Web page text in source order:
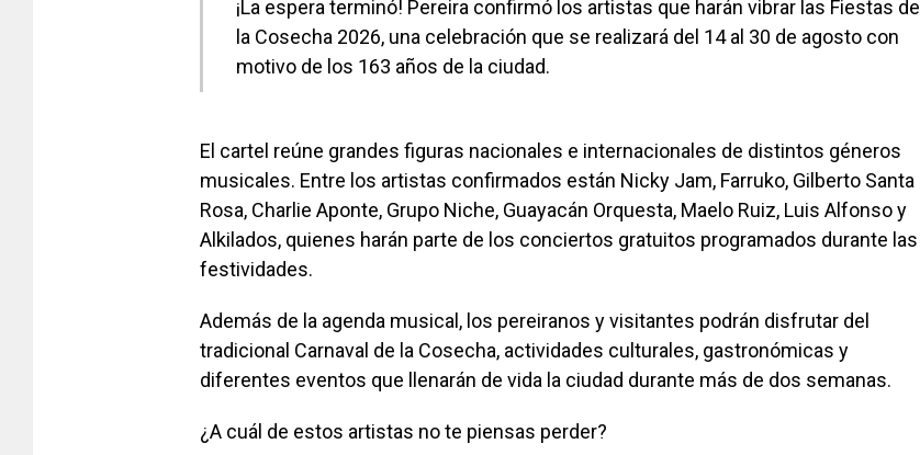
¡La espera terminó! Pereira confirmó los artistas que harán vibrar las Fiestas de
la Cosecha 2026, una celebración que se realizará del 14 al 30 de agosto con
motivo de los 163 años de la ciudad.
El cartel reúne grandes figuras nacionales e internacionales de distintos géneros
musicales. Entre los artistas confirmados están Nicky Jam, Farruko, Gilberto Santa
Rosa, Charlie Aponte, Grupo Niche, Guayacán Orquesta, Maelo Ruiz, Luis Alfonso y
Alkilados, quienes harán parte de los conciertos gratuitos programados durante las
festividades.
Además de la agenda musical, los pereiranos y visitantes podrán disfrutar del
tradicional Carnaval de la Cosecha, actividades culturales, gastronómicas y
diferentes eventos que llenarán de vida la ciudad durante más de dos semanas.
¿A cuál de estos artistas no te piensas perder?